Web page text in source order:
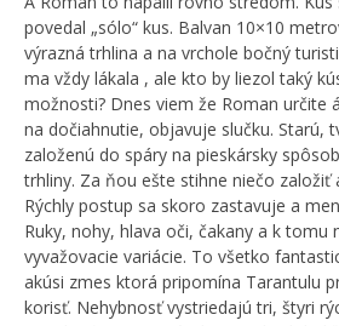
povedal „sólo“ kus. Balvan 10×10
výrazná trhlina a na vrchole bočný
ma vždy lákala , ale kto by liezol taký
možnosti? Dnes viem že Roman určite
na dočiahnutie, objavuje slučku. Starú,
založenú do spáry na pieskársky
trhliny. Za ňou ešte stihne niečo založiť
Rýchly postup sa skoro zastavuje a
Ruky, nohy, hlava oči, čakany a k tomu
vyvažovacie variácie. To všetko
akúsi zmes ktorá pripomína Tarantulu
korisť. Nehybnosť vystriedajú tri, štyri